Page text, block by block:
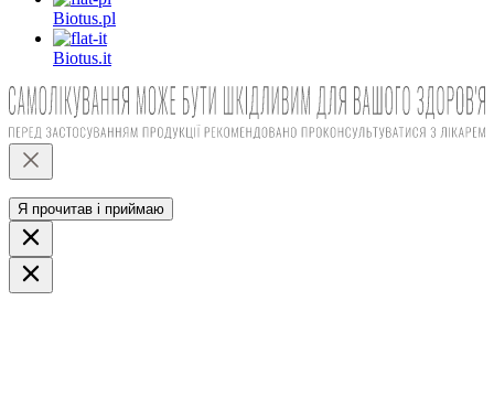
Biotus.pl
Biotus.it
Я прочитав і приймаю